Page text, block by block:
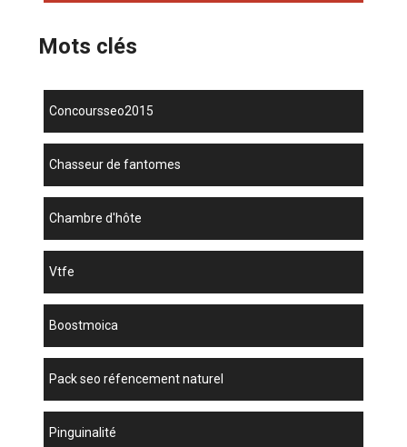
Mots clés
concoursseo2015
chasseur de fantomes
chambre d'hôte
vtfe
boostmoica
pack seo réfencement naturel
Pinguinalité